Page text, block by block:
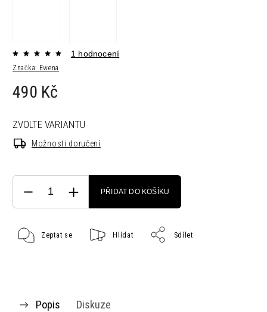
Značka: Ewena
1 hodnocení
490 Kč
ZVOLTE VARIANTU
Možnosti doručení
PŘIDAT DO KOŠÍKU
Zeptat se Hlídat Sdílet
Popis Diskuze